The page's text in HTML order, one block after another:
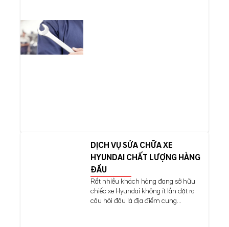
DỊCH VỤ SỬA CHỮA XE
HYUNDAI CHẤT LƯỢNG HÀNG
ĐẦU
Rất nhiều khách hàng đang sở hữu
chiếc xe Hyundai không ít lần đặt ra
câu hỏi đâu là địa điểm cung...